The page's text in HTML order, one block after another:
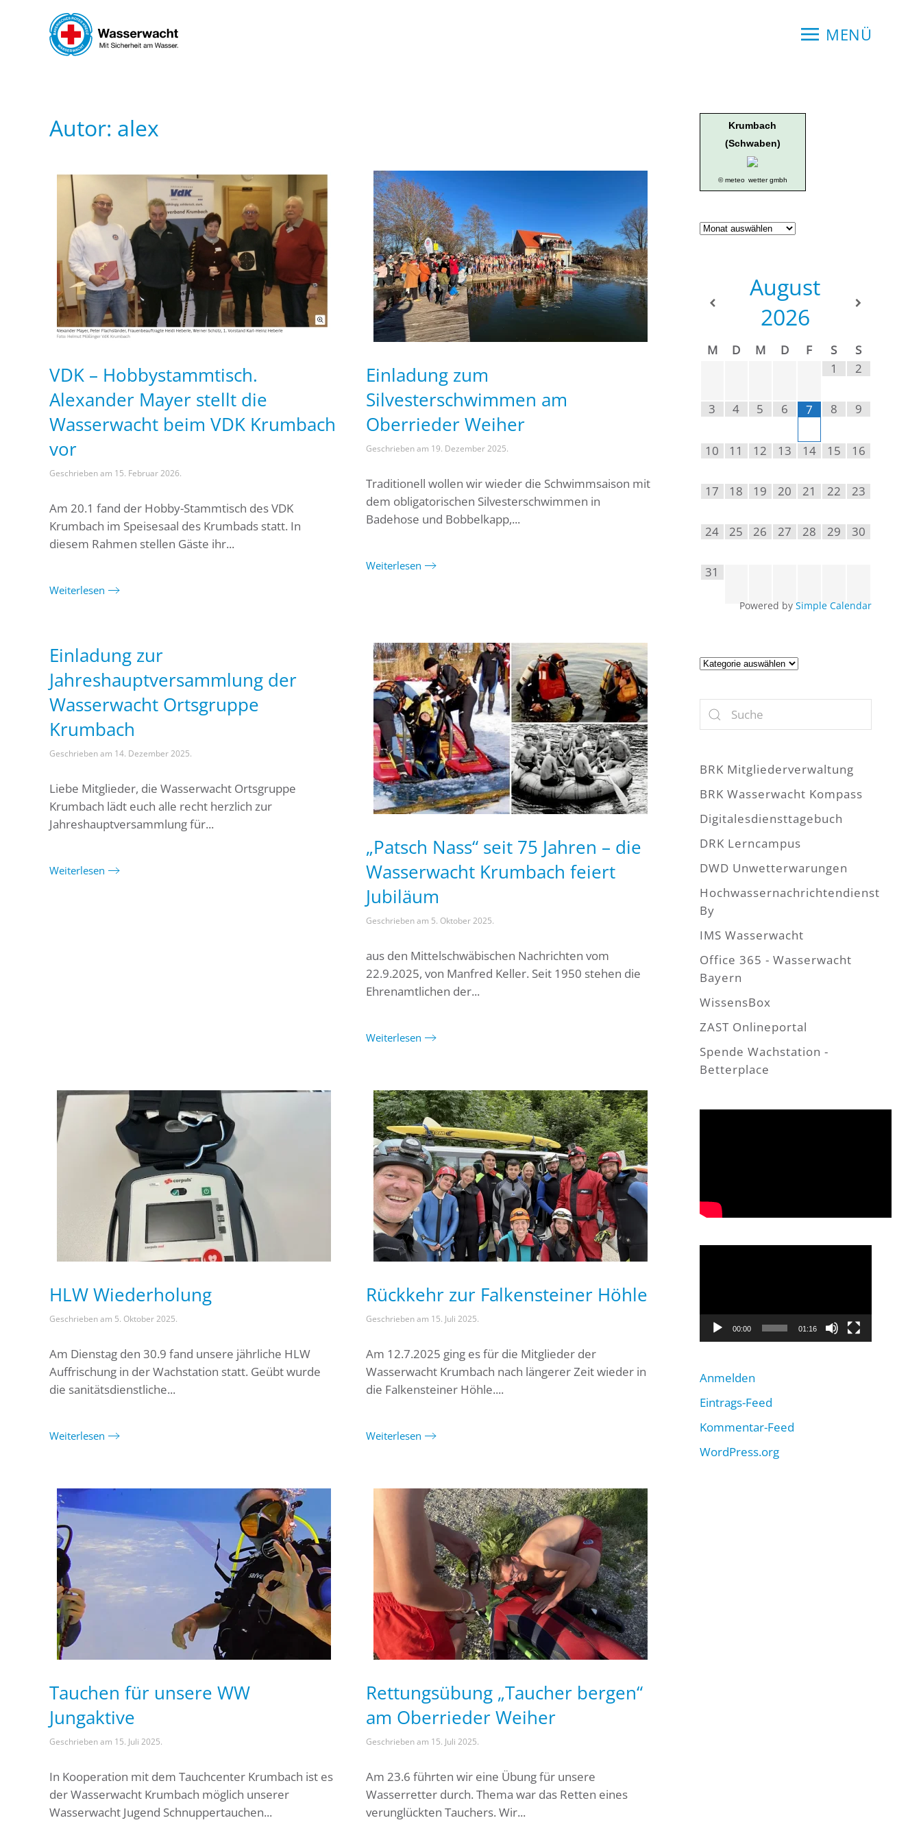
Skip to main content MENÜ
Autor: alex
VDK – Hobbystammtisch.
Alexander Mayer stellt die
Wasserwacht beim VDK Krumbach
vor
Geschrieben am 15. Februar 2026.
Am 20.1 fand der Hobby-Stammtisch des VDK
Krumbach im Speisesaal des Krumbads statt. In
diesem Rahmen stellen Gäste ihr...
Weiterlesen
Einladung zum
Silvesterschwimmen am
Oberrieder Weiher
Geschrieben am 19. Dezember 2025.
Traditionell wollen wir wieder die Schwimmsaison mit
dem obligatorischen Silvesterschwimmen in
Badehose und Bobbelkapp,...
Weiterlesen
Einladung zur
Jahreshauptversammlung der
Wasserwacht Ortsgruppe
Krumbach
Geschrieben am 14. Dezember 2025.
Liebe Mitglieder, die Wasserwacht Ortsgruppe
Krumbach lädt euch alle recht herzlich zur
Jahreshauptversammlung für...
Weiterlesen
„Patsch Nass“ seit 75 Jahren – die
Wasserwacht Krumbach feiert
Jubiläum
Geschrieben am 5. Oktober 2025.
aus den Mittelschwäbischen Nachrichten vom
22.9.2025, von Manfred Keller. Seit 1950 stehen die
Ehrenamtlichen der...
Weiterlesen
HLW Wiederholung
Geschrieben am 5. Oktober 2025.
Am Dienstag den 30.9 fand unsere jährliche HLW
Auffrischung in der Wachstation statt. Geübt wurde
die sanitätsdienstliche...
Weiterlesen
Rückkehr zur Falkensteiner Höhle
Geschrieben am 15. Juli 2025.
Am 12.7.2025 ging es für die Mitglieder der
Wasserwacht Krumbach nach längerer Zeit wieder in
die Falkensteiner Höhle....
Weiterlesen
Tauchen für unsere WW
Jungaktive
Geschrieben am 15. Juli 2025.
In Kooperation mit dem Tauchcenter Krumbach ist es
der Wasserwacht Krumbach möglich unserer
Wasserwacht Jugend Schnuppertauchen...
Rettungsübung „Taucher bergen“
am Oberrieder Weiher
Geschrieben am 15. Juli 2025.
Am 23.6 führten wir eine Übung für unsere
Wasserretter durch. Thema war das Retten eines
verunglückten Tauchers. Wir...
Krumbach
(Schwaben)
© meteo wetter gmbh
Geschichte
August
2026
M D M D F S
S
1
2
3 4 5 6 7 8 9
10 11 12 13 14 15 16
17 18 19 20 21 22 23
24 25 26 27 28 29 30
31
Powered by Simple Calendar
Artikel
BRK Mitgliederverwaltung
BRK Wasserwacht Kompass
Digitalesdiensttagebuch
DRK Lerncampus
DWD Unwetterwarungen
Hochwassernachrichtendienst
By
IMS Wasserwacht
Office 365 - Wasserwacht
Bayern
WissensBox
ZAST Onlineportal
Spende Wachstation -
Betterplace
00:00 01:16
Anmelden
Eintrags-Feed
Kommentar-Feed
WordPress.org